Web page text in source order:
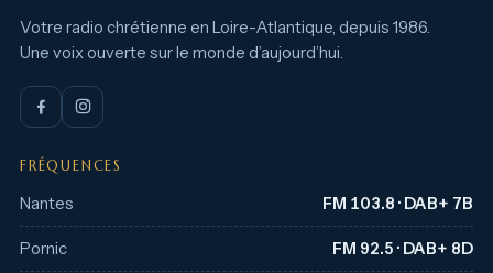
Votre radio chrétienne en Loire-Atlantique, depuis 1986.
Une voix ouverte sur le monde d’aujourd’hui.
FRÉQUENCES
Nantes FM 103.8 · DAB+ 7B
Pornic FM 92.5 · DAB+ 8D